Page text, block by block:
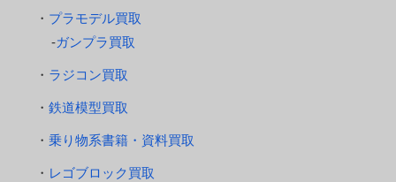
プラモデル買取
ガンプラ買取
ラジコン買取
鉄道模型買取
乗り物系書籍・資料買取
レゴブロック買取